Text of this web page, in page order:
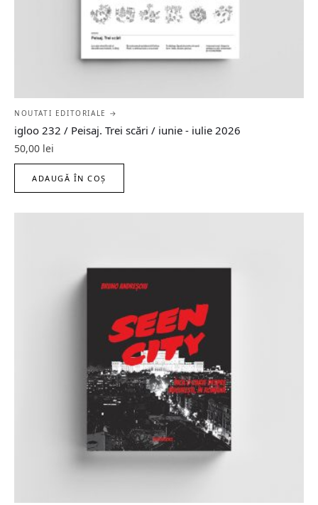
NOUTATI EDITORIALE →
igloo 232 / Peisaj. Trei scări / iunie - iulie 2026
50,00 lei
ADAUGĂ ÎN COȘ